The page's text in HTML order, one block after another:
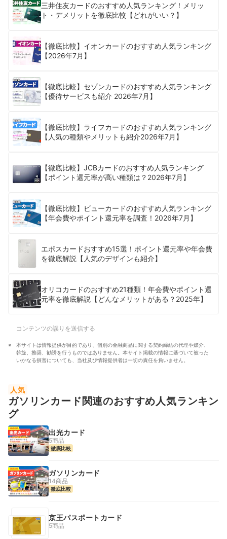
三井住友カードのおすすめ人気ランキング！メリッ
ト・デメリットを徹底比較【どれがいい？】
【徹底比較】イオンカードのおすすめ人気ランキング
【2026年7月】
【徹底比較】セゾンカードのおすすめ人気ランキング
【優待サービスも紹介 2026年7月】
【徹底比較】ライフカードのおすすめ人気ランキング
【人気の種類やメリットも紹介2026年7月】
【徹底比較】JCBカードのおすすめ人気ランキング
【ポイント還元率が高い種類は？2026年7月】
【徹底比較】ビューカードのおすすめ人気ランキング
【年会費やポイント還元率を調査！2026年7月】
エポスカードおすすめ15選！ポイント還元率や年会費
を徹底解説【人気のデザインも紹介】
オリコカードのおすすめ21種類！年会費やポイント還
元率を徹底解説【どんなメリットがある？2025年】
コンテンツの誤りを送信する
本サイトは情報提供が目的であり、個別の金融商品に関する契約締結の代理や媒介、
斡旋、推奨、勧誘を行うものではありません。本サイト掲載の情報に基づいて被った
いかなる損害についても、当社及び情報提供者は一切の責任を負いません。
人気
ガソリンカード関連のおすすめ人気ランキン
グ
出光カード
5商品
徹底比較
ガソリンカード
14商品
徹底比較
京王パスポートカード
5商品